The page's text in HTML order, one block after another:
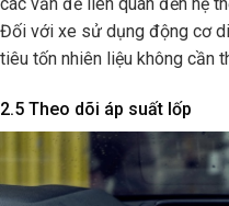
Đối với xe sử dụng động cơ
tiêu tốn nhiên liệu không cần
2.5 Theo dõi áp suất lốp